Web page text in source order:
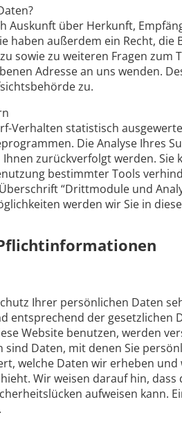
Auskunft über Herkunft,
haben außerdem ein Recht,
sowie zu weiteren Fragen zum
Adresse an uns wenden.
zu.
Verhalten statistisch
Die Analyse Ihres
zurückverfolgt werden. Sie
bestimmter Tools
“Drittmodule und
werden wir Sie in
Ihrer persönlichen Daten
entsprechend der gesetzlichen
Website benutzen, werden
Daten, mit denen Sie
welche Daten wir erheben
Wir weisen darauf hin,
aufweisen kann.